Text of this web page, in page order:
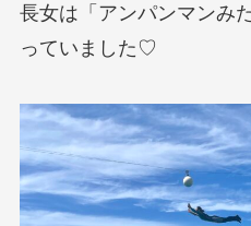
長女は「アンパンマンみ
っていました♡